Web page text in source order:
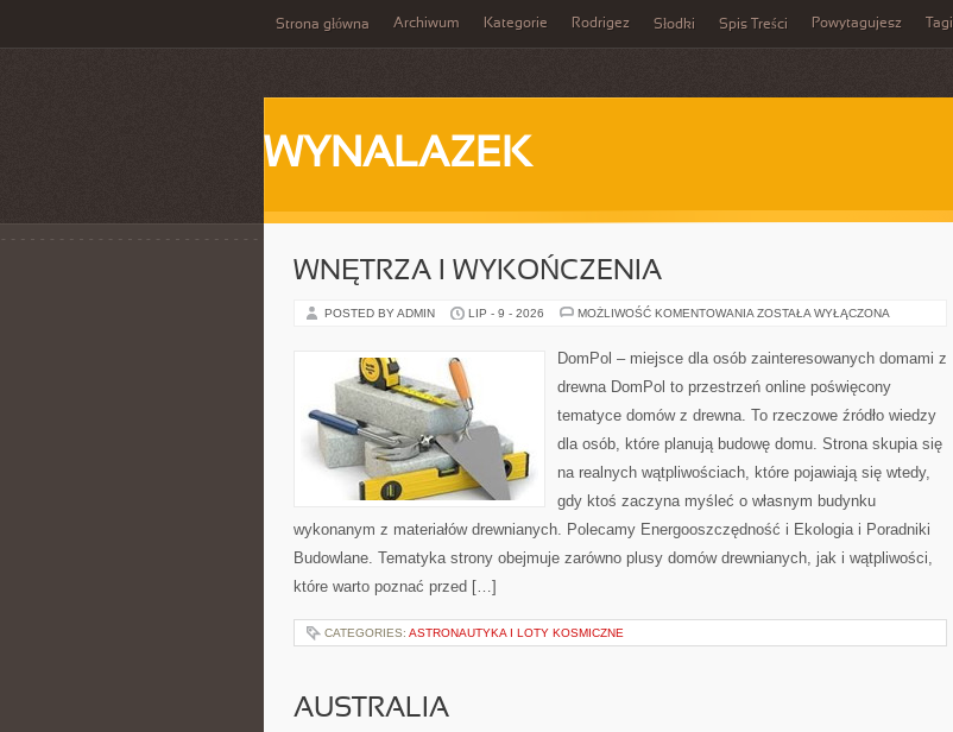
Strona główna Archiwum Kategorie Rodrigez Słodki Spis Treści Powytagujesz Tagi
WYNALAZEK
WNĘTRZA I WYKOŃCZENIA
POSTED BY ADMIN LIP - 9 - 2026 MOŻLIWOŚĆ KOMENTOWANIA WNĘTRZA
ZOSTAŁA WYŁĄCZONA
DomPol – miejsce dla osób zainteresowanych domami z
drewna DomPol to przestrzeń online poświęcony
tematyce domów z drewna. To rzeczowe źródło wiedzy
dla osób, które planują budowę domu. Strona skupia się
na realnych wątpliwościach, które pojawiają się wtedy,
gdy ktoś zaczyna myśleć o własnym budynku
wykonanym z materiałów drewnianych. Polecamy Energooszczędność i Ekologia i Poradniki
Budowlane. Tematyka strony obejmuje zarówno plusy domów drewnianych, jak i wątpliwości,
które warto poznać przed […]
CATEGORIES: ASTRONAUTYKA I LOTY KOSMICZNE
AUSTRALIA